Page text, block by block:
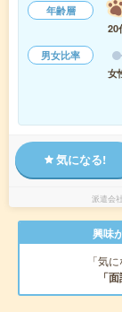
年齢層
20
男女比率
女
気になる!
派遣会社
興味
「気
「